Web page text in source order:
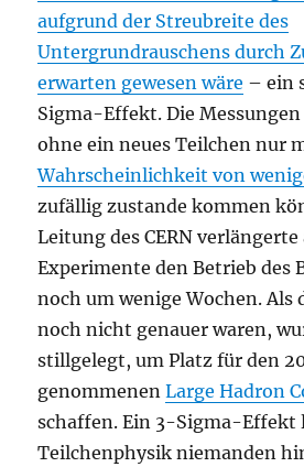
aufgrund der Streubreite des
Untergrundrauschens durch
erwarten gewesen wäre – ein
Sigma-Effekt. Die
ohne ein neues Teilchen nur
Wahrscheinlichkeit von
zufällig zustande kommen
Leitung des CERN
Experimente den Betrieb des
noch um wenige Wochen. Als
noch nicht genauer waren,
stillgelegt, um Platz für den
genommenenLarge Hadron
schaffen. Ein 3-Sigma-Effekt
Teilchenphysik niemanden